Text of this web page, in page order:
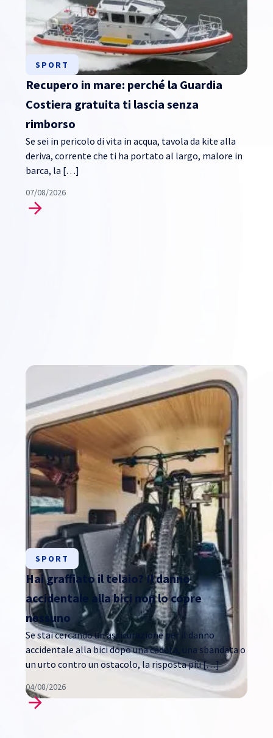
SPORT
Recupero in mare: perché la Guardia
Costiera gratuita ti lascia senza
rimborso
Se sei in pericolo di vita in acqua, tavola da kite alla
deriva, corrente che ti ha portato al largo, malore in
barca, la […]
07/08/2026
SPORT
Hai graffiato il telaio? Il danno
accidentale alla bici non lo copre
nessuno
Se stai cercando un’assicurazione per il danno
accidentale alla bici dopo una caduta, una sbandata o
un urto contro un ostacolo, la risposta più […]
04/08/2026